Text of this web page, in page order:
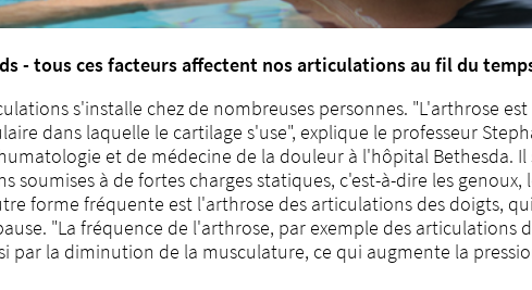
- tous ces facteurs affectent nos articulations au fil du
s'installe chez de nombreuses personnes. "L'arthrose
dans laquelle le cartilage s'use", explique le professeur
et de médecine de la douleur à l'hôpital Bethesda. Il
à de fortes charges statiques, c'est-à-dire les genoux,
forme fréquente est l'arthrose des articulations des doigts,
"La fréquence de l'arthrose, par exemple des articulations
par la diminution de la musculature, ce qui augmente la